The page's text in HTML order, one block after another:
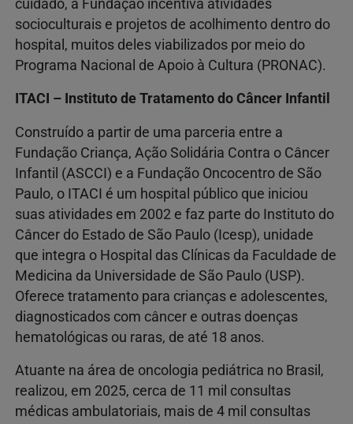
cuidado, a Fundação incentiva atividades
socioculturais e projetos de acolhimento dentro do
hospital, muitos deles viabilizados por meio do
Programa Nacional de Apoio à Cultura (PRONAC).
ITACI – Instituto de Tratamento do Câncer Infantil
Construído a partir de uma parceria entre a
Fundação Criança, Ação Solidária Contra o Câncer
Infantil (ASCCI) e a Fundação Oncocentro de São
Paulo, o ITACI é um hospital público que iniciou
suas atividades em 2002 e faz parte do Instituto do
Câncer do Estado de São Paulo (Icesp), unidade
que integra o Hospital das Clínicas da Faculdade de
Medicina da Universidade de São Paulo (USP).
Oferece tratamento para crianças e adolescentes,
diagnosticados com câncer e outras doenças
hematológicas ou raras, de até 18 anos.
Atuante na área de oncologia pediátrica no Brasil,
realizou, em 2025, cerca de 11 mil consultas
médicas ambulatoriais, mais de 4 mil consultas